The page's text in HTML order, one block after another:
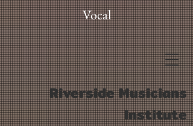
Riverside Musicians
Institute
Vocal